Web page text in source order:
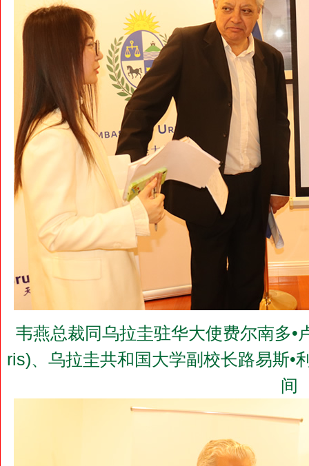
韦燕总裁同乌拉圭驻华大使费尔南多
ris)、乌拉圭共和国大学副校长路易斯•
间